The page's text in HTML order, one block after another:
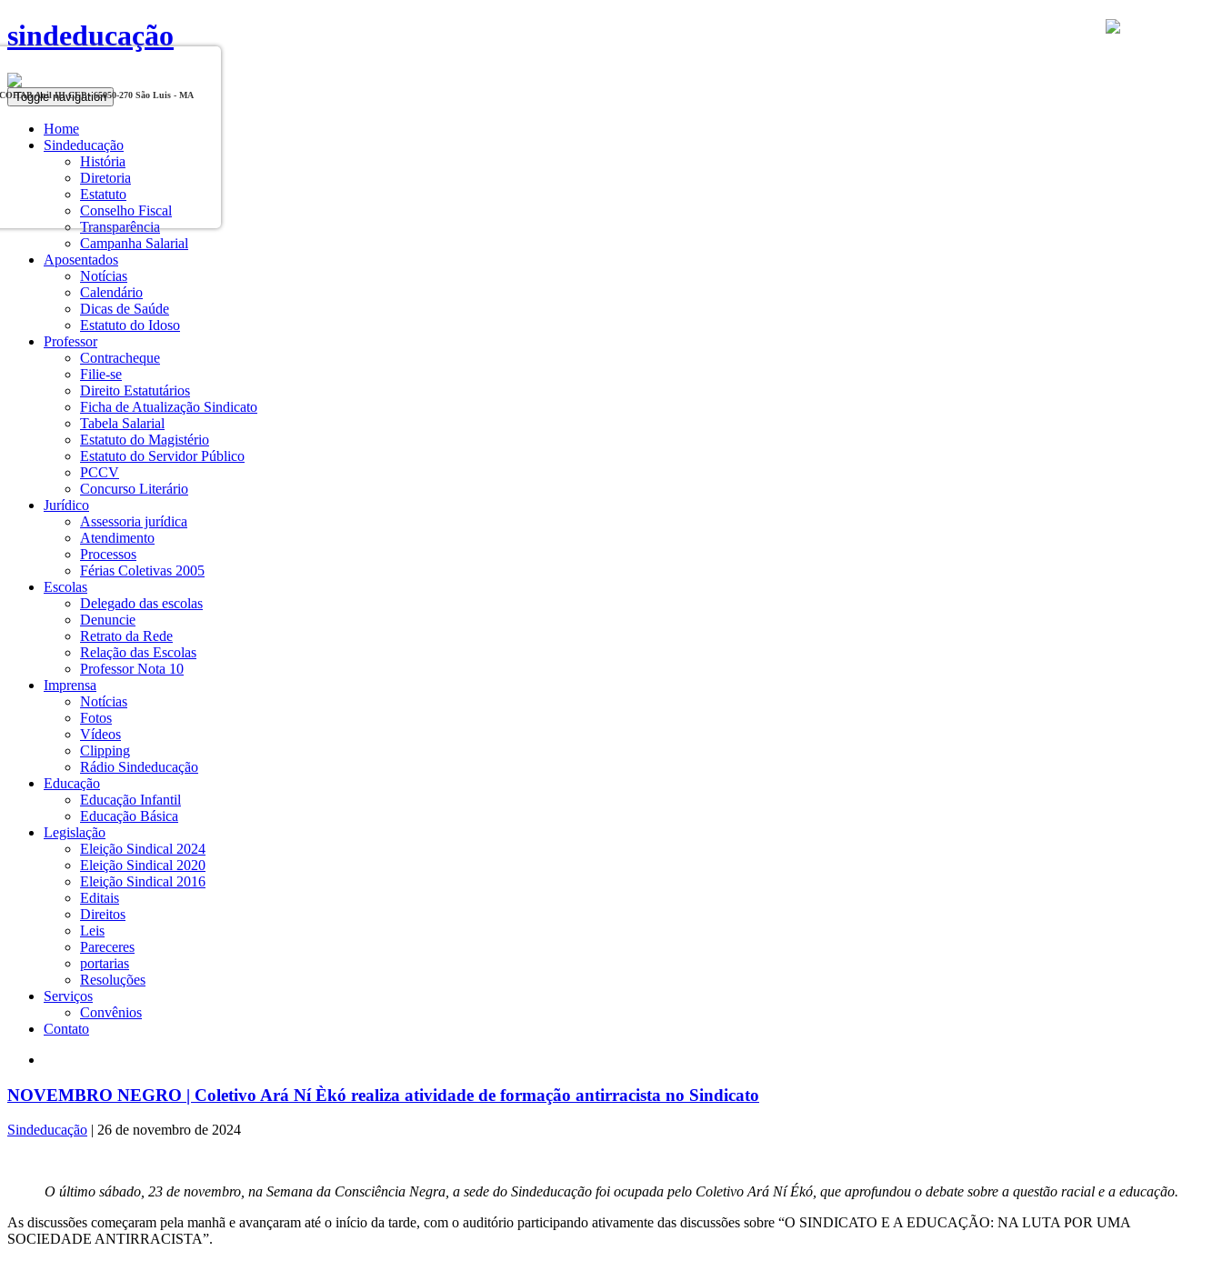
sindeducação
Toggle navigation
Home
Sindeducação
História
Diretoria
Estatuto
Conselho Fiscal
Transparência
Campanha Salarial
Aposentados
Notícias
Calendário
Dicas de Saúde
Estatuto do Idoso
Professor
Contracheque
Filie-se
Direito Estatutários
Ficha de Atualização Sindicato
Tabela Salarial
Estatuto do Magistério
Estatuto do Servidor Público
PCCV
Concurso Literário
Jurídico
Assessoria jurídica
Atendimento
Processos
Férias Coletivas 2005
Escolas
Delegado das escolas
Denuncie
Retrato da Rede
Relação das Escolas
Professor Nota 10
Imprensa
Notícias
Fotos
Vídeos
Clipping
Rádio Sindeducação
Educação
Educação Infantil
Educação Básica
Legislação
Eleição Sindical 2024
Eleição Sindical 2020
Eleição Sindical 2016
Editais
Direitos
Leis
Pareceres
portarias
Resoluções
Serviços
Convênios
Contato
NOVEMBRO NEGRO | Coletivo Ará Ní Èkó realiza atividade de formação antirracista no Sindicato
Sindeducação | 26 de novembro de 2024
O último sábado, 23 de novembro, na Semana da Consciência Negra, a sede do Sindeducação foi ocupada pelo Coletivo Ará Ní Ékó, que aprofundou o debate sobre a questão racial e a educação.
As discussões começaram pela manhã e avançaram até o início da tarde, com o auditório participando ativamente das discussões sobre “O SINDICATO E A EDUCAÇÃO: NA LUTA POR UMA
SOCIEDADE ANTIRRACISTA”.
COHAB Anil III CEP - 65050-270 São Luis - MA